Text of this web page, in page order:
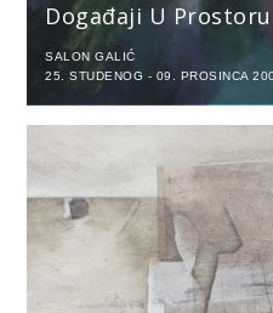
Događaji U
SALON GALIĆ
25. STUDENOG - 09. PROSINCA